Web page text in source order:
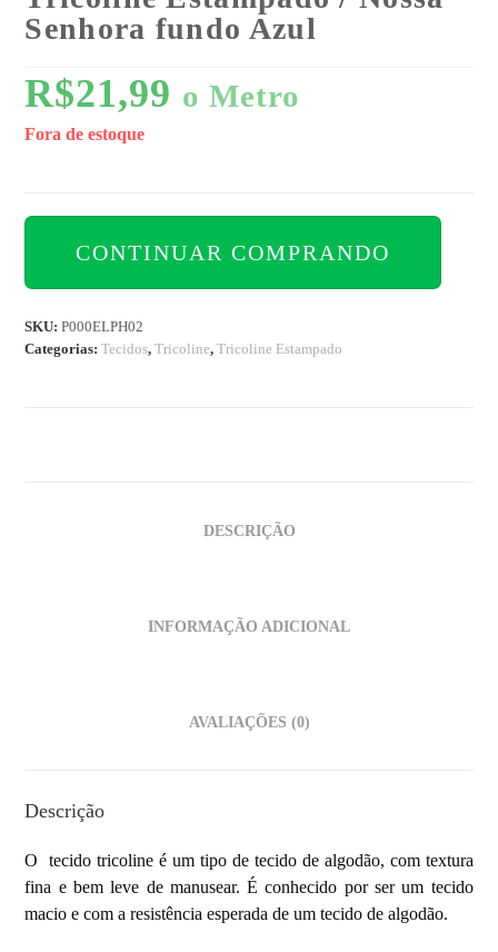
Senhora fundo Azul
R$21,99 o Metro
Fora de estoque
CONTINUAR COMPRANDO
SKU:P000ELPH02
Categorias:Tecidos,Tricoline,Tricoline Estampado
DESCRIÇÃO
INFORMAÇÃO ADICIONAL
AVALIAÇÕES (0)
Descrição
O tecido tricoline é um tipo de tecido de algodão, com textura
fina e bem leve de manusear. É conhecido por ser um tecido
macio e com a resistência esperada de um tecido de algodão.